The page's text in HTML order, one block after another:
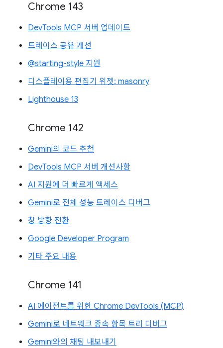
Chrome 143
DevTools MCP 서버 업데이트
트레이스 공유 개선
@starting-style 지원
디스플레이용 편집기 위젯: masonry
Lighthouse 13
Chrome 142
Gemini의 코드 추천
DevTools MCP 서버 개선사항
AI 지원에 더 빠르게 액세스
Gemini로 전체 성능 트레이스 디버그
창 방향 전환
Google Developer Program
기타 주요 내용
Chrome 141
AI 에이전트를 위한 Chrome DevTools (MCP)
Gemini로 네트워크 종속 항목 트리 디버그
Gemini와의 채팅 내보내기